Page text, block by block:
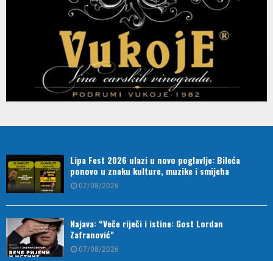
Lipa Fest 2026 ulazi u novo poglavlje: Bileća
ponovo u znaku kulture, muzike i smijeha
07/08/2026
Najava: “Veče riječi i istine: Gost Lordan
Zafranović”
07/08/2026